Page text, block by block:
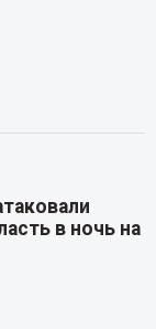
в ночь на